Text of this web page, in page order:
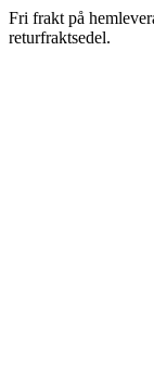
Fri frakt på
returfraktsedel.